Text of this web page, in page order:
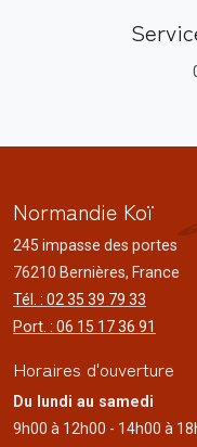
Normandie Koï
245 impasse des portes
76210 Bernières, France
Tél. : 02 35 39 79 33
Port. : 06 15 17 36 91
Horaires d'ouverture
Du lundi au samedi
9h00 à 12h00 - 14h00 à